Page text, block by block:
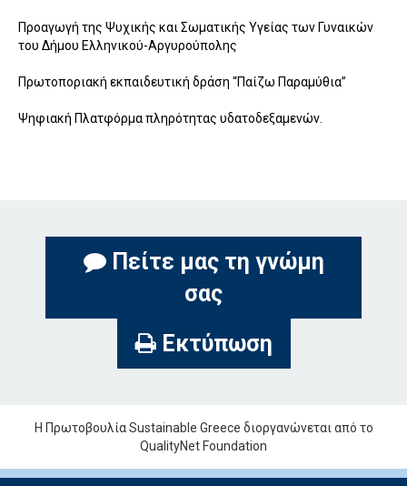
Προαγωγή της Ψυχικής και Σωματικής Υγείας των Γυναικών
του Δήμου Ελληνικού-Αργυρούπολης
Πρωτοποριακή εκπαιδευτική δράση “Παίζω Παραμύθια”
Ψηφιακή Πλατφόρμα πληρότητας υδατοδεξαμενών.
Πείτε μας τη γνώμη
σας
Εκτύπωση
Η Πρωτοβουλία Sustainable Greece διοργανώνεται από το
QualityNet Foundation